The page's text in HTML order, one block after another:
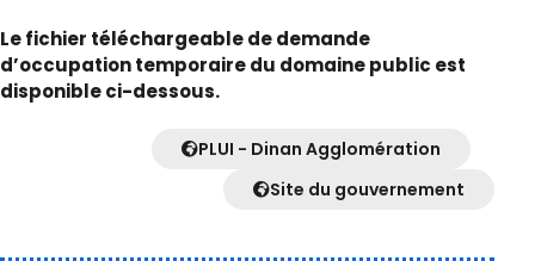
Le fichier téléchargeable de demande
d’occupation temporaire du domaine public est
disponible ci-dessous.
PLUI - Dinan Agglomération
Site du gouvernement